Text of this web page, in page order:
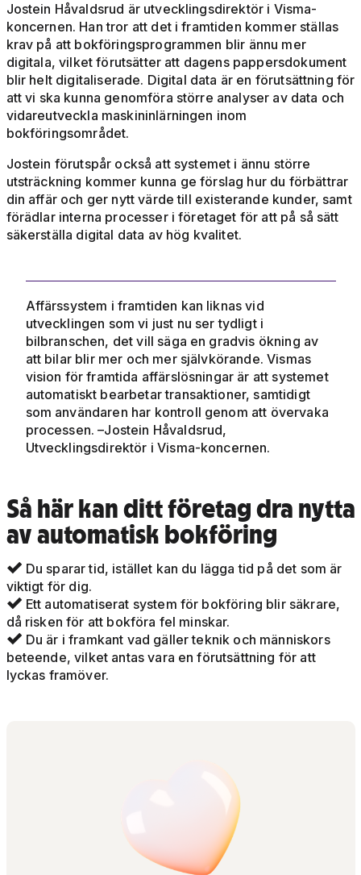
Jostein Håvaldsrud är utvecklingsdirektör i Visma-
koncernen. Han tror att det i framtiden kommer ställas
krav på att bokföringsprogrammen blir ännu mer
digitala, vilket förutsätter att dagens pappersdokument
blir helt digitaliserade. Digital data är en förutsättning för
att vi ska kunna genomföra större analyser av data och
vidareutveckla maskininlärningen inom
bokföringsområdet.
Jostein förutspår också att systemet i ännu större
utsträckning kommer kunna ge förslag hur du förbättrar
din affär och ger nytt värde till existerande kunder, samt
förädlar interna processer i företaget för att på så sätt
säkerställa digital data av hög kvalitet.
Affärssystem i framtiden kan liknas vid
utvecklingen som vi just nu ser tydligt i
bilbranschen, det vill säga en gradvis ökning av
att bilar blir mer och mer självkörande.Vismas
vision för framtida affärslösningar är att systemet
automatiskt bearbetar transaktioner, samtidigt
som användaren har kontroll genom att övervaka
processen. –Jostein Håvaldsrud,
Utvecklingsdirektör i Visma-koncernen.
Så här kan ditt företag dra nytta
av automatisk bokföring
 Du sparar tid, istället kan du lägga tid på det som är
viktigt för dig.
 Ett automatiserat system för bokföring blir säkrare,
då risken för att bokföra fel minskar.
 Du är i framkant vad gäller teknik och människors
beteende, vilket antas vara en förutsättning för att
lyckas framöver.